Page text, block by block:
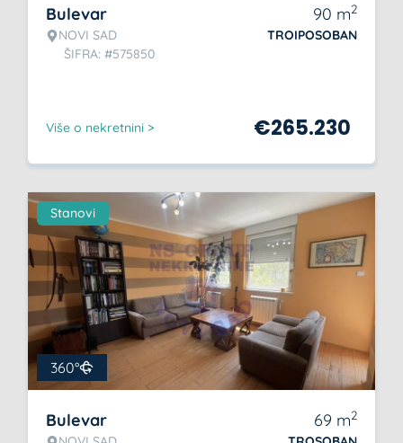
Bulevar
NOVI SAD
ŠIFRA: #575850
90 m2
TROIPOSOBAN
Više o nekretnini > €265.230
Stanovi
360°
Bulevar 69 m2